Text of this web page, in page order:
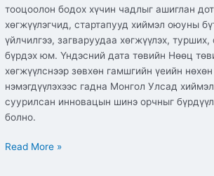
тооцоолон бодох хүчин чадлыг ашиглан
хөгжүүлэгчид, стартапууд хиймэл оюуны
үйлчилгээ, загваруудаа хөгжүүлэх,
бүрдэх юм. Үндэсний дата төвийн Нөөц
хөгжүүлснээр зөвхөн гамшгийн үеийн
нэмэгдүүлэхээс гадна Монгол Улсад
суурилсан инновацын шинэ орчныг
болно.
Read More »